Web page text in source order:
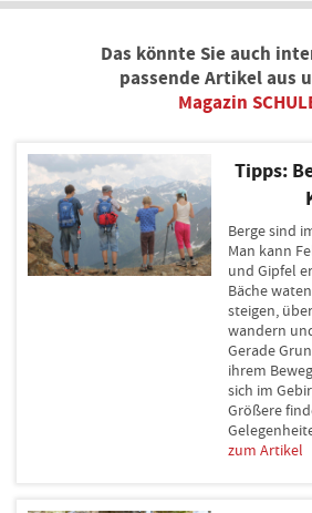
Das könnte Sie auch
passende Artikel aus
Magazin
Tipps:
Berge sind
Man kann
und Gipfel
Bäche
steigen,
wandern
Gerade
ihrem
sich im
Größere
zum Artikel